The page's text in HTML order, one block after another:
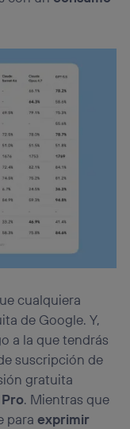
cualquiera
de Google. Y,
a la que tendrás
suscripción de
gratuita
. Mientras que
paraexprimir